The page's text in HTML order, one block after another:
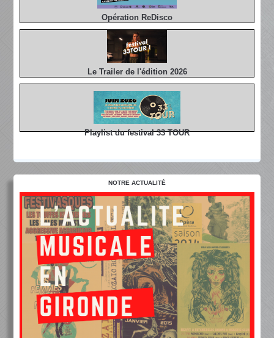
Opération ReDisco
Le Trailer de l'édition 2026
Playlist du festival 33 TOUR
NOTRE ACTUALITÉ